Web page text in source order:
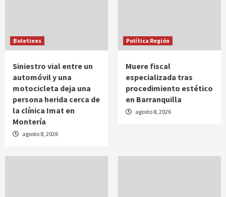
Boletines
Siniestro vial entre un
automóvil y una
motocicleta deja una
persona herida cerca de
la clínica Imat en
Montería
agosto 8, 2026
Política Región
Muere fiscal
especializada tras
procedimiento estético
en Barranquilla
agosto 8, 2026